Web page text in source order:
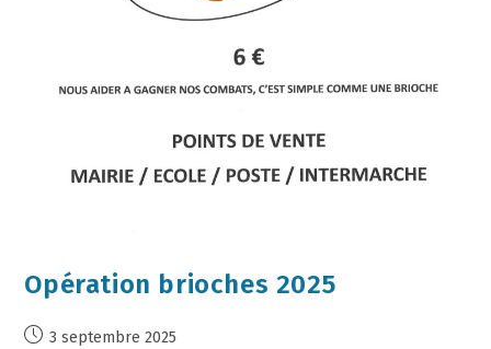
Opération brioches 2025
3 septembre 2025